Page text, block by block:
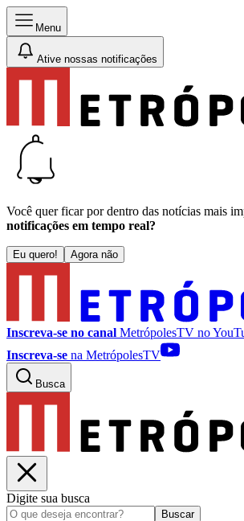
Menu
Ative nossas notificações
Você quer ficar por dentro das notícias mais
notificações em tempo real?
Eu quero! Agora não
Inscreva-se no canal MetrópolesTV no
Inscreva-se na MetrópolesTV
Busca
Digite sua busca
Buscar